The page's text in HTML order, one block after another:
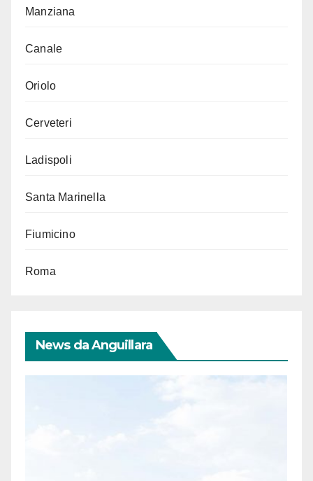
Manziana
Canale
Oriolo
Cerveteri
Ladispoli
Santa Marinella
Fiumicino
Roma
News da Anguillara